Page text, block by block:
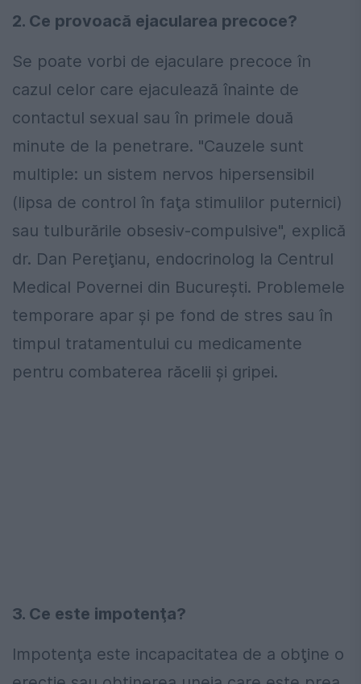
2. Ce provoacă ejacularea precoce?
Se poate vorbi de ejaculare precoce în
cazul celor care ejaculează înainte de
contactul sexual sau în primele două
minute de la penetrare. "Cauzele sunt
multiple: un sistem nervos hipersensibil
(lipsa de control în faţa stimulilor puternici)
sau tulburările obsesiv-compulsive", explică
dr. Dan Pereţianu, endocrinolog la Centrul
Medical Povernei din Bucureşti. Problemele
temporare apar şi pe fond de stres sau în
timpul tratamentului cu medicamente
pentru combaterea răcelii şi gripei.
3. Ce este impotenţa?
Impotenţa este incapacitatea de a obţine o